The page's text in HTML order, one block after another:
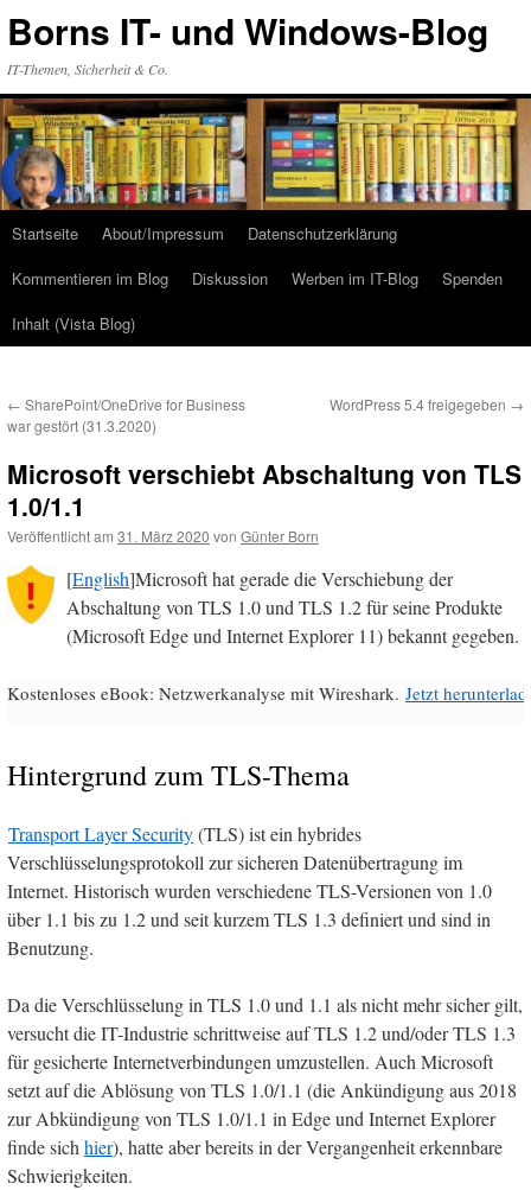
Inhalt
Borns IT- und Windows-Blog
IT-Themen, Sicherheit & Co.
Startseite About/Impressum
Datenschutzerklärung
Kommentieren im Blog
Diskussion Werben im IT-Blog
Spenden
Inhalt (Vista Blog)
← SharePoint/OneDrive for Business
war gestört (31.3.2020)
WordPress 5.4 freigegeben →
Microsoft verschiebt Abschaltung von TLS
1.0/1.1
Veröffentlicht am 31. März 2020 von Günter Born
[English]Microsoft hat gerade die Verschiebung der
Abschaltung von TLS 1.0 und TLS 1.2 für seine Produkte
(Microsoft Edge und Internet Explorer 11) bekannt gegeben.
Kostenloses eBook: Netzwerkanalyse mit Wireshark. Jetzt
Hintergrund zum TLS-Thema
Transport Layer Security(TLS) ist ein hybrides
Verschlüsselungsprotokoll zur sicheren Datenübertragung im
Internet. Historisch wurden verschiedene TLS-Versionen von 1.0
über 1.1 bis zu 1.2 und seit kurzem TLS 1.3 definiert und sind in
Benutzung.
Da die Verschlüsselung in TLS 1.0 und 1.1 als nicht mehr sicher gilt,
versucht die IT-Industrie schrittweise auf TLS 1.2 und/oder TLS 1.3
für gesicherte Internetverbindungen umzustellen. Auch Microsoft
setzt auf die Ablösung von TLS 1.0/1.1 (die Ankündigung aus 2018
zur Abkündigung von TLS 1.0/1.1 in Edge und Internet Explorer
finde sichhier), hatte aber bereits in der Vergangenheit erkennbare
Schwierigkeiten.